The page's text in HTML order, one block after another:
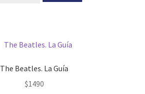
The Beatles. La Guía
$1490